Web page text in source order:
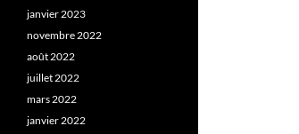
janvier 2023
novembre 2022
août 2022
juillet 2022
mars 2022
janvier 2022